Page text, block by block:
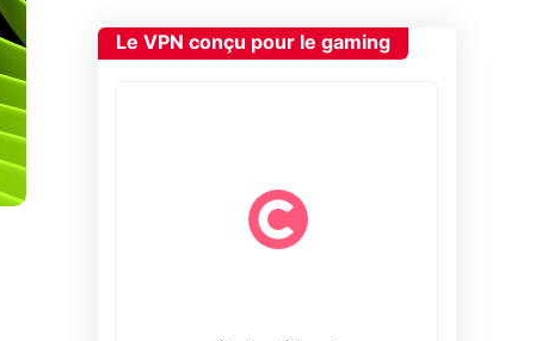
Le VPN conçu pour le gaming